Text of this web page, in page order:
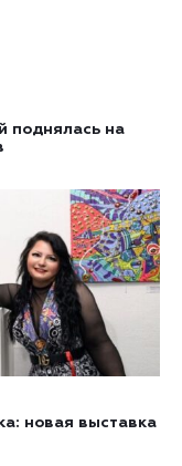
поднялась на
новая выставка